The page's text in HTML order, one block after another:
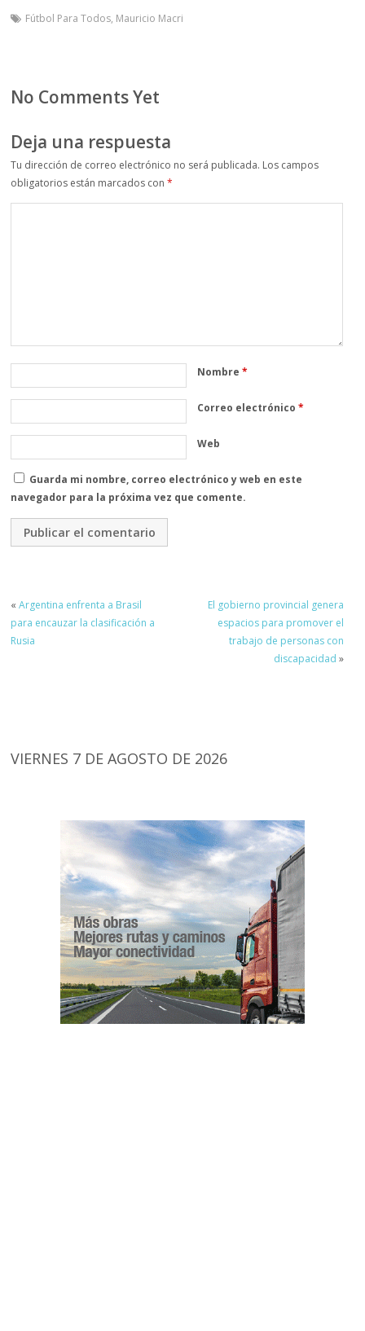
Fútbol Para Todos, Mauricio Macri
No Comments Yet
Deja una respuesta
Tu dirección de correo electrónico no será publicada. Los campos
obligatorios están marcados con*
Nombre*
Correo electrónico*
Web
Guarda mi nombre, correo electrónico y web en este
navegador para la próxima vez que comente.
«Argentina enfrenta a Brasil
para encauzar la clasificación a
Rusia
El gobierno provincial genera
espacios para promover el
trabajo de personas con
discapacidad »
VIERNES 7 DE AGOSTO DE 2026